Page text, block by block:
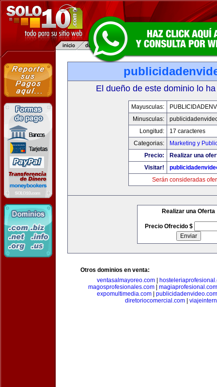
El dueño de este dominio lo
Mayusculas:
Minusculas:
Longitud:
17 caracteres
Categorias:
Marketing y
Precio:
Realizar una
Visitar!
Serán consideradas
Realizar una Oferta
Precio Ofrecido $
Otros dominios en venta:
ventasalmayoreo.com
magosprofesionales.com
magiaprofesional.com
expomultimedia.com
publicidadenvideo.com
diretoriocomercial.com